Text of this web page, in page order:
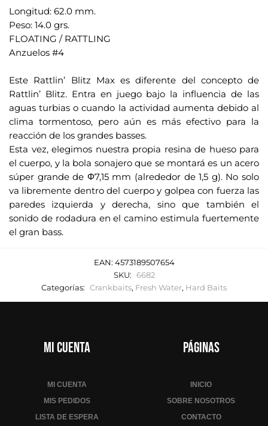
Longitud: 62.0 mm.
Peso: 14.0 grs.
FLOATING / RATTLING
Anzuelos #4
Este Rattlin’ Blitz Max es diferente del concepto de
Rattlin’ Blitz. Entra en juego bajo la influencia de las
aguas turbias o cuando la actividad aumenta debido al
clima tormentoso, pero aún es más efectivo para la
reacción de los grandes basses.
Esta vez, elegimos nuestra propia resina de hueso para
el cuerpo, y la bola sonajero que se montará es un acero
súper grande de Φ7,15 mm (alrededor de 1,5 g). No solo
va libremente dentro del cuerpo y golpea con fuerza las
paredes izquierda y derecha, sino que también el
sonido de rodadura en el camino estimula fuertemente
el gran bass.
EAN: 4573189507654
SKU: 6682
Categorías: Crankbaits, Fresh Water, Hard Baits
Mi cuenta
MI CUENTA
MIS PEDIDOS
LISTA DE ESPERA
Páginas
INICIO
SOBRE NOSOTROS
CONTACTO